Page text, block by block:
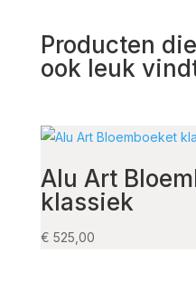
Producten
ook leuk
Alu Art
klassiek
€ 525,00